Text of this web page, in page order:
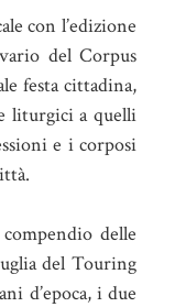
con l’edizione
del Corpus
festa cittadina,
liturgici a quelli
e i corposi
delle
del Touring
d’epoca, i due